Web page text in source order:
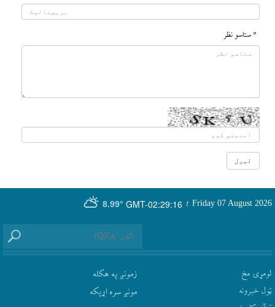
* ستاسو نظر
GMT-02:29:16
8.99° Friday 07 August 2026 ؛
لومړۍ مخ
ټول خبرونه
زمونږ په هکله
مونږ سره اړيکه